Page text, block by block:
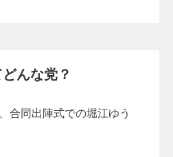
んな党？
合同出陣式での堀江ゆう